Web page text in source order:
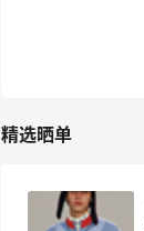
精选晒单